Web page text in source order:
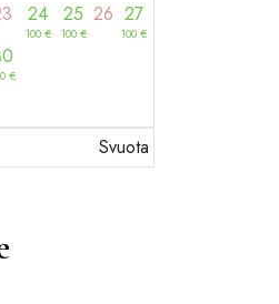
24
100 €
25
100 €
26 27
100€
€
Svuota